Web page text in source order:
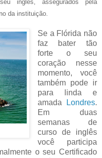
inglês, assegurados pela
da instituição.
Se a Flórida não
faz bater tão
forte o seu
coração nesse
momento, você
também pode ir
para linda e
amada
Londres.
Em duas
semanas de
curso de inglês
você participa
o seu Certificado